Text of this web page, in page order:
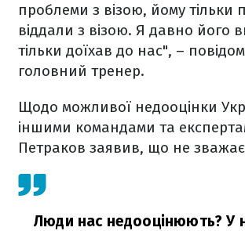
проблеми з візою, йому тільки
віддали з візою. Я давно його
тільки доїхав до нас", –
головний тренер.
Щодо можливої недооцінки
іншими командами та
Петраков заявив, що не
Люди нас недооцінюють? У